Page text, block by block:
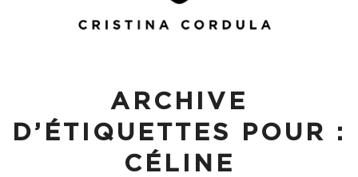
ARCHIVE
D’ÉTIQUETTES POUR :
CÉLINE